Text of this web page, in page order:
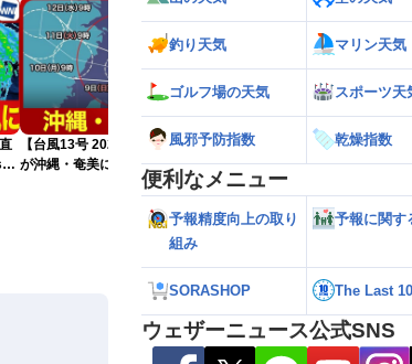
【台風13号 2026】大型で強い台風13号
が沖縄・奄美に最接近 暴風や大雨警戒
【台風13号 2026】台風
県への影響は？（7日9
釣り天気 マリン天気
ゴルフ場の天気 スポーツ天
風邪予防指数 乾燥指数
便利なメニュー
予報精度向上の取り
組み
予報に関す
SORASHOP The Last
ウェザーニュース公式SNS